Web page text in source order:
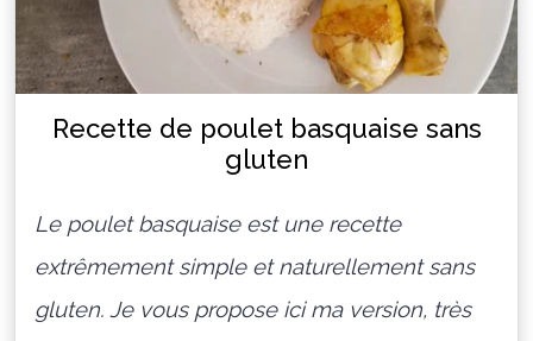
Recette de poulet basquaise sans
gluten
Le poulet basquaise est une recette
extrêmement simple et naturellement sans
gluten. Je vous propose ici ma version, très